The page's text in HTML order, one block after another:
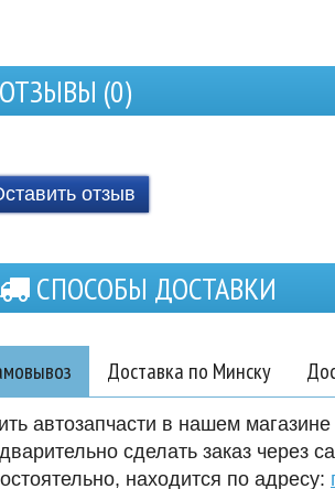
ОТЗЫВЫ (0)
отзыв
СПОСОБЫ ДОСТАВКИ
Доставка по Минску
автозапчасти в нашем
сделать заказ через
находится по адресу: